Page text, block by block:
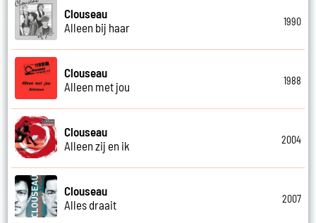
Clouseau
Alleen bij haar
1990
Clouseau
Alleen met jou
1988
Clouseau
Alleen zij en ik
2004
Clouseau
Alles draait
2007